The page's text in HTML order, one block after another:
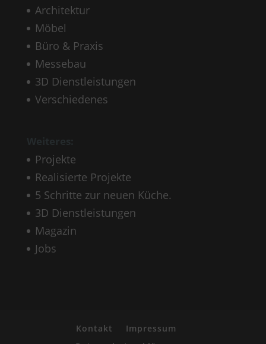
Architektur
Möbel
Büro & Praxis
Messebau
3D Dienstleistungen
Verschiedenes
Projekte
Realisierte Projekte
5 Schritte zur neuen Küche.
3D Dienstleistungen
Magazin
Jobs
Kontakt
Impressum